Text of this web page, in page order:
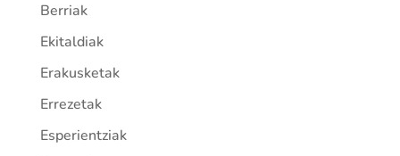
Berriak
Ekitaldiak
Erakusketak
Errezetak
Esperientziak